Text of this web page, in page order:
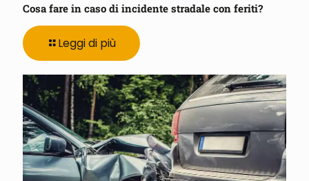
Cosa fare in caso di incidente stradale con feriti?
Leggi di più